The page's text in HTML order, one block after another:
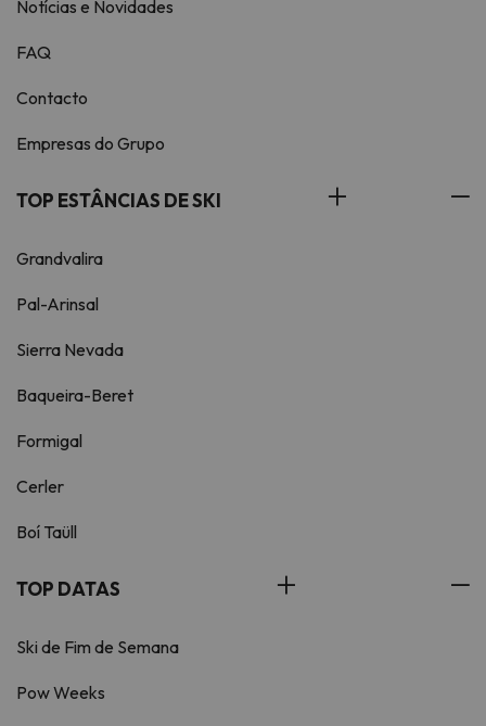
Notícias e Novidades
FAQ
Contacto
Empresas do Grupo
TOP ESTÂNCIAS DE SKI
Grandvalira
Pal-Arinsal
Sierra Nevada
Baqueira-Beret
Formigal
Cerler
Boí Taüll
TOP DATAS
Ski de Fim de Semana
Pow Weeks